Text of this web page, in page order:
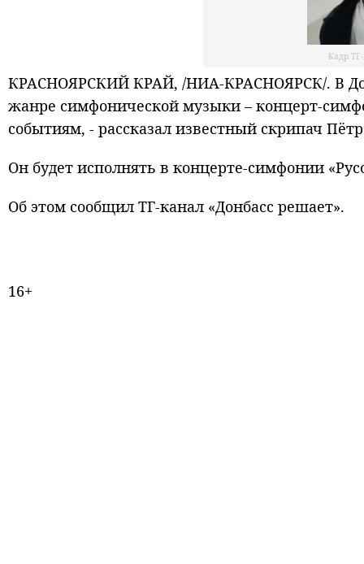
Кадр
КРАСНОЯРСКИЙ КРАЙ, /НИА-КРАСНОЯРСК/. В
жанре симфонической музыки – концерт-
событиям, - рассказал известный скрипач
Он будет исполнять в концерте-симфонии
Об этом сообщил ТГ-канал «Донбасс решает».
16+